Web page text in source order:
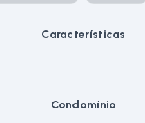
Características
Condomínio